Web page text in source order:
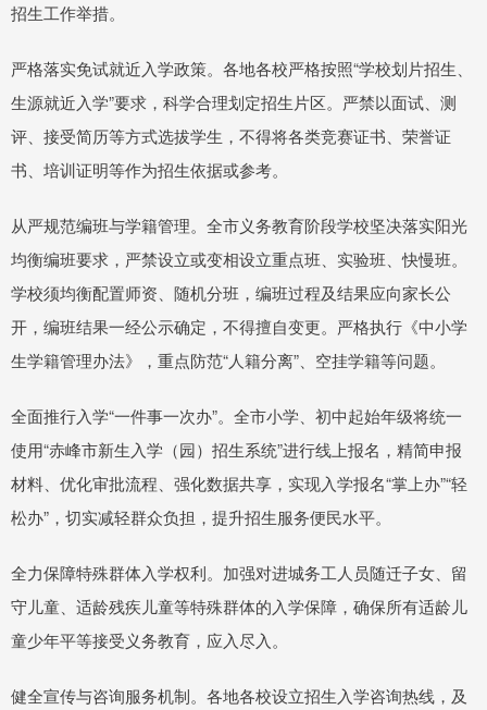
招生工作举措。
严格落实免试就近入学政策。各地各校严格按照“学校划片招生、
生源就近入学”要求，科学合理划定招生片区。严禁以面试、测
评、接受简历等方式选拔学生，不得将各类竞赛证书、荣誉证
书、培训证明等作为招生依据或参考。
从严规范编班与学籍管理。全市义务教育阶段学校坚决落实阳光
均衡编班要求，严禁设立或变相设立重点班、实验班、快慢班。
学校须均衡配置师资、随机分班，编班过程及结果应向家长公
开，编班结果一经公示确定，不得擅自变更。严格执行《中小学
生学籍管理办法》，重点防范“人籍分离”、空挂学籍等问题。
全面推行入学“一件事一次办”。全市小学、初中起始年级将统一
使用“赤峰市新生入学（园）招生系统”进行线上报名，精简申报
材料、优化审批流程、强化数据共享，实现入学报名“掌上办”“轻
松办”，切实减轻群众负担，提升招生服务便民水平。
全力保障特殊群体入学权利。加强对进城务工人员随迁子女、留
守儿童、适龄残疾儿童等特殊群体的入学保障，确保所有适龄儿
童少年平等接受义务教育，应入尽入。
健全宣传与咨询服务机制。各地各校设立招生入学咨询热线，及